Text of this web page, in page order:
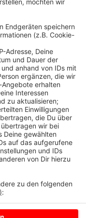
Baum fällen
befallene
Gutachter hat
befallen sind
ist.